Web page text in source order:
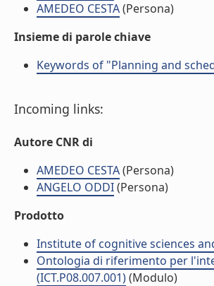
AMEDEO CESTA(Persona)
Insieme di parole chiave
Keywords of "Planning and
Incoming links:
Autore CNR di
AMEDEO CESTA(Persona)
ANGELO ODDI(Persona)
Prodotto
Institute of cognitive sciences
Ontologia di riferimento per
(ICT.P08.007.001)(Modulo)